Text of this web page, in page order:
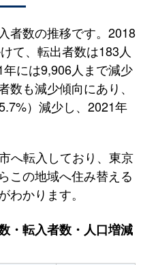
者数の推移です。2018
て、転出者数は183人
年には9,906人まで減少
数も減少傾向にあり、
）減少し、2021年
へ転入しており、東京
この地域へ住み替える
わかります。
・転入者数・人口増減